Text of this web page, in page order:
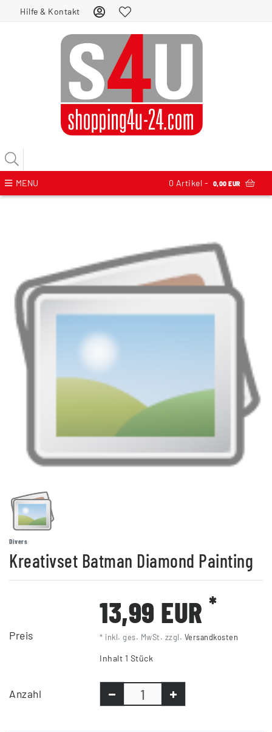
Hilfe & Kontakt
MENU 0 Artikel - 0,00 EUR
Divers
Kreativset Batman Diamond Painting
Preis
13,99 EUR*
* inkl. ges. MwSt. zzgl. Versandkosten
Inhalt 1 Stück
Anzahl